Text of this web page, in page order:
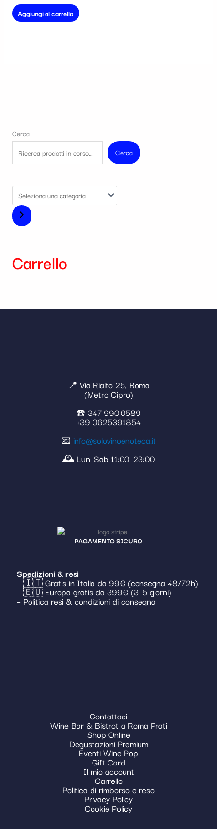
Aggiungi al carrello
Cerca
Cerca
Carrello
📍 Via Rialto 25, Roma
(Metro Cipro)
☎️ 347 990 0589
+39 0625391854
📧 info@solovinoenoteca.it
🕰️ Lun–Sab 11:00–23:00
PAGAMENTO SICURO
Spedizioni & resi
– 🇮🇹 Gratis in Italia da 99€ (consegna 48/72h)
– 🇪🇺 Europa gratis da 399€ (3–5 giorni)
– Politica resi & condizioni di consegna
Contattaci
Wine Bar & Bistrot a Roma Prati
Shop Online
Degustazioni Premium
Eventi Wine Pop
Gift Card
Il mio account
Carrello
Politica di rimborso e reso
Privacy Policy
Cookie Policy